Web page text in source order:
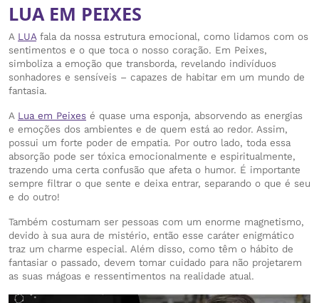
LUA EM PEIXES
A LUAfala da nossa estrutura emocional, como lidamos com os
sentimentos e o que toca o nosso coração. Em Peixes,
simboliza a emoção que transborda, revelando indivíduos
sonhadores e sensíveis – capazes de habitar em um mundo de
fantasia.
A Lua em Peixes é quase uma esponja, absorvendo as energias
e emoções dos ambientes e de quem está ao redor. Assim,
possui um forte poder de empatia. Por outro lado, toda essa
absorção pode ser tóxica emocionalmente e espiritualmente,
trazendo uma certa confusão que afeta o humor. É importante
sempre filtrar o que sente e deixa entrar, separando o que é seu
e do outro!
Também costumam ser pessoas com um enorme magnetismo,
devido à sua aura de mistério, então esse caráter enigmático
traz um charme especial. Além disso, como têm o hábito de
fantasiar o passado, devem tomar cuidado para não projetarem
as suas mágoas e ressentimentos na realidade atual.